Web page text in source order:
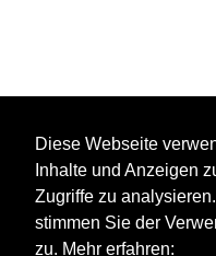
Diese Webseite
Inhalte und Anzeigen
Zugriffe zu
stimmen Sie der
zu. Mehr erfahren: